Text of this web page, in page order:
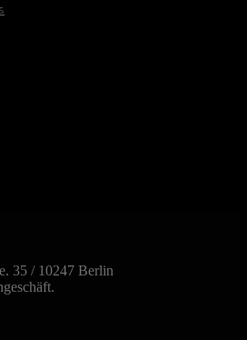
35 / 10247 Berlin